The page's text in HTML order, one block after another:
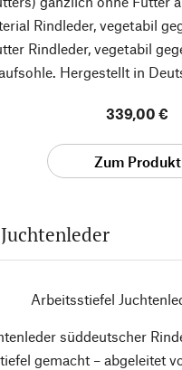
Rindleder, vegetabil
Rindleder, vegetabil
Hergestellt in
339,00 €
Zum Produkt
Arbeitsstiefel
süddeutscher
gemacht – abgeleitet